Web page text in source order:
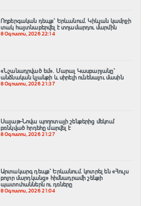
Ողբերգական դեպք՝ Երևանում․ Կիևյան կամրջի
տակ հայտնաբերվել է տղամարդու մարմին
8 Օգոստոս, 2026 22:14
«Նշանադրված եմ». Մարալ Կասբարյանը՝
անձնական կյանքի և սիրելի ունենալու մասին
8 Օգոստոս, 2026 21:37
Սայաթ-Նովա պողոտայի շենքերից մեկում
բռնկված հրդեհը մարվել է
8 Օգոստոս, 2026 21:27
Արտակարգ դեպք՝ Երևանում․ կոտրել են «Հույս
բոլոր մարդկանց» հիմնադրամի շենքի
պատուհաններն ու դռները
8 Օգոստոս, 2026 21:04